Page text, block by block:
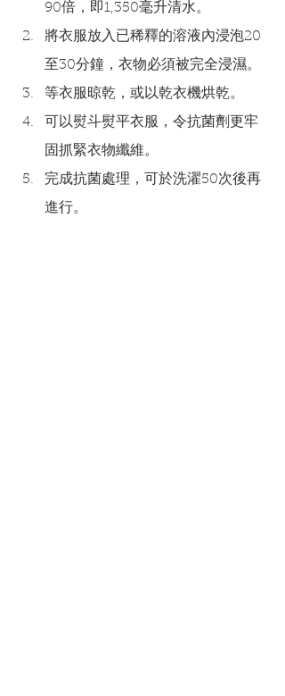
90倍，即1,350毫升清水。
將衣服放入已稀釋的溶液內浸泡20
至30分鐘，衣物必須被完全浸濕。
等衣服晾乾，或以乾衣機烘乾。
可以熨斗熨平衣服，令抗菌劑更牢
固抓緊衣物纖維。
完成抗菌處理，可於洗濯50次後再
進行。